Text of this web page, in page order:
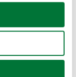
geográfica
activamente
(huellas